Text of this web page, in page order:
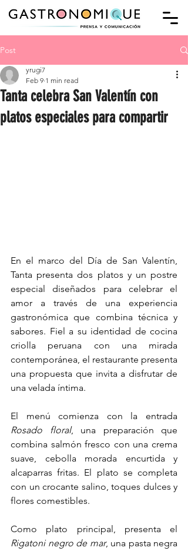
Post
Tanta celebra San Valentín con
platos especiales para compartir
yrugi7
Feb 9 1 min read
En el marco del Día de San Valentín,
Tanta presenta dos platos y un postre
especial diseñados para celebrar el
amor a través de una experiencia
gastronómica que combina técnica y
sabores. Fiel a su identidad de cocina
criolla peruana con una mirada
contemporánea, el restaurante presenta
una propuesta que invita a disfrutar de
una velada íntima.
Rosado floral, una preparación que
combina salmón fresco con una crema
suave, cebolla morada encurtida y
alcaparras fritas. El plato se completa
con un crocante salino, toques dulces y
flores comestibles.
Rigatoni negro de mar, una pasta negra